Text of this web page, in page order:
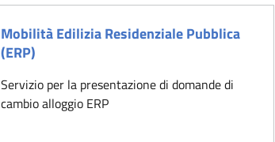
Mobilità Edilizia Residenziale Pubblica
(ERP)
Servizio per la presentazione di domande di
cambio alloggio ERP